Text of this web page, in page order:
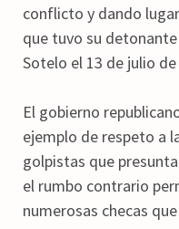
conflicto y dando
que tuvo su
Sotelo el 13 de julio de
El gobierno
ejemplo de respeto a
golpistas que
el rumbo contrario
numerosas checas